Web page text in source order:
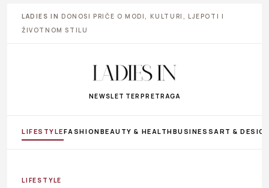
LADIES IN DONOSI PRIČE O MODI, KULTURI, LJEPOTI I
ŽIVOTNOM STILU
NEWSLETTER PRETRAGA
LIFESTYLEFASHIONBEAUTY & HEALTHBUSINESS ART &
LIFESTYLE